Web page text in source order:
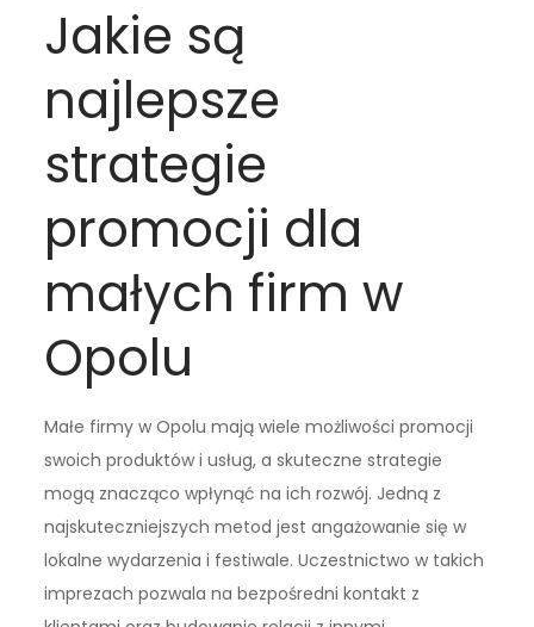
Jakie są
najlepsze
strategie
promocji dla
małych firm w
Opolu
Małe firmy w Opolu mają wiele możliwości promocji
swoich produktów i usług, a skuteczne strategie
mogą znacząco wpłynąć na ich rozwój. Jedną z
najskuteczniejszych metod jest angażowanie się w
lokalne wydarzenia i festiwale. Uczestnictwo w takich
imprezach pozwala na bezpośredni kontakt z